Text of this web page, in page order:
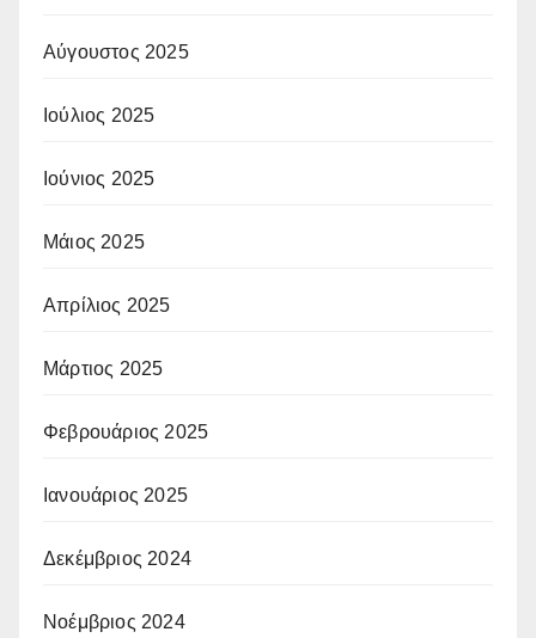
Αύγουστος 2025
Ιούλιος 2025
Ιούνιος 2025
Μάιος 2025
Απρίλιος 2025
Μάρτιος 2025
Φεβρουάριος 2025
Ιανουάριος 2025
Δεκέμβριος 2024
Νοέμβριος 2024